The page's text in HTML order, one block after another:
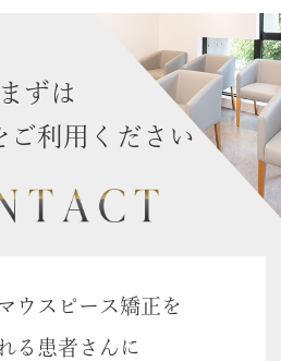
まずは
ご利用ください
ウスピース矯正を
る患者さんに